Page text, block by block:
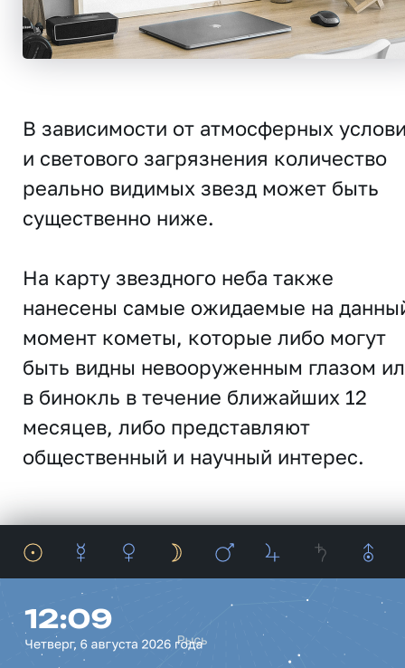
В зависимости от атмосферных
и светового загрязнения количество
реально видимых звезд может быть
существенно ниже.
На карту звездного неба также
нанесены самые ожидаемые на
момент кометы, которые либо могут
быть видны невооруженным глазом
в бинокль в течение ближайших 12
месяцев, либо представляют
общественный и научный интерес.